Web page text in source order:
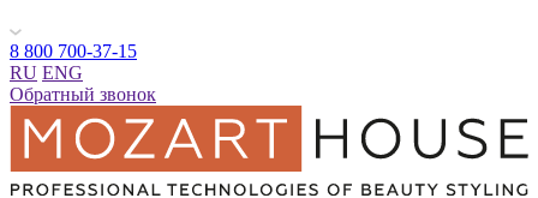
8 800 700-37-15
RU ENG
Обратный звонок